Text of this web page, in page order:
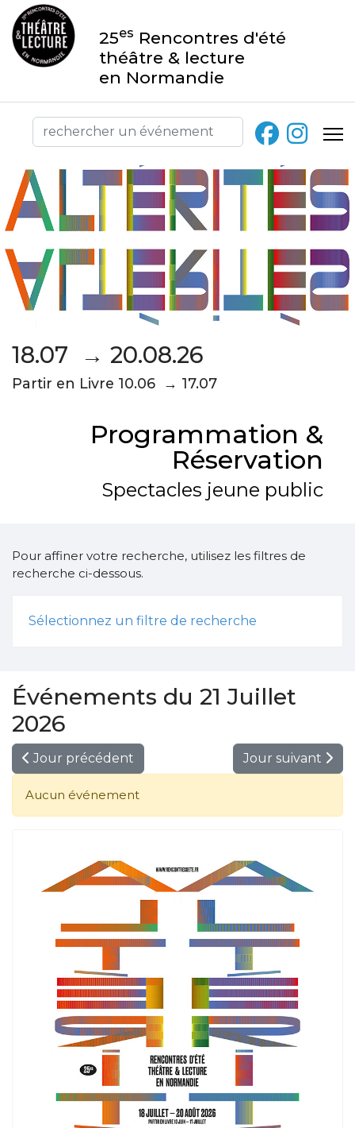
25es Rencontres d'été
théâtre & lecture
en Normandie
18.07 → 20.08.26
Partir en Livre 10.06 → 17.07
Programmation &
Réservation
Spectacles jeune public
Pour affiner votre recherche, utilisez les filtres de
recherche ci-dessous.
Sélectionnez un filtre de recherche
Événements du 21 Juillet
2026
Jour précédent Jour suivant
Aucun événement